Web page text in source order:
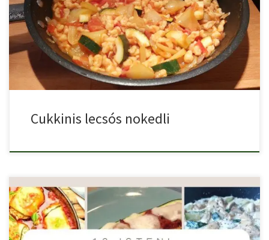
Cukkinis lecsós nokedli egy finom, szaftos húsmentes egytálétel.
Hozzávalók: 1 […]
Cukkinis lecsós nokedli